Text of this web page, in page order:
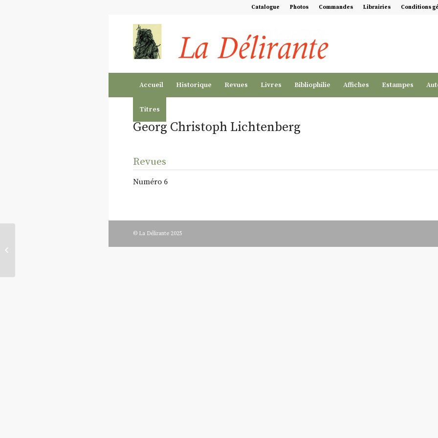
Catalogue Photos Commandes Librairies Conditions
Accueil Historique Revues Livres Bibliophilie Affiches Estampes
Titres
Georg Christoph Lichtenberg
Revues
Numéro 6
© La Délirante 2025